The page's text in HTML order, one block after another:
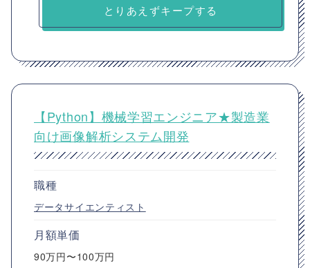
とりあえずキープする
【Python】機械学習エンジニア★製造業
向け画像解析システム開発
職種
データサイエンティスト
月額単価
90万円〜100万円